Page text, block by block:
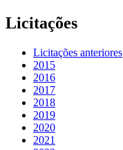
Licitações
Licitações anteriores
2015
2016
2017
2018
2019
2020
2021